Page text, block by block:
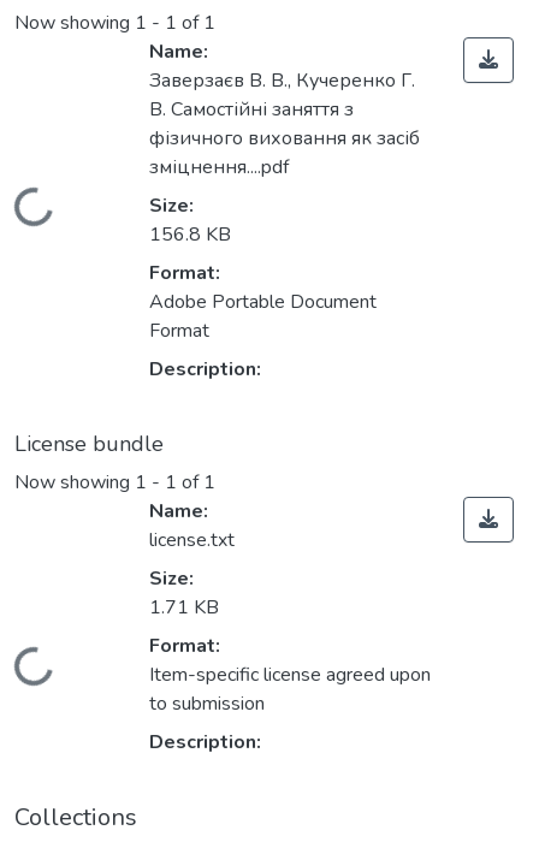
Now showing 1 - 1 of 1
Loading...
Name:
Заверзаєв В. В., Кучеренко Г.
В. Самостійні заняття з
фізичного виховання як засіб
зміцнення....pdf
Size:
156.8 KB
Format:
Adobe Portable Document
Format
Description:
License bundle
Now showing 1 - 1 of 1
Loading...
Name:
license.txt
Size:
1.71 KB
Format:
Item-specific license agreed upon
to submission
Description:
Collections